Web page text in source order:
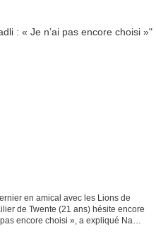
en amical avec les Lions de
de Twente (21 ans) hésite encore
encore choisi », a expliqué Nacer